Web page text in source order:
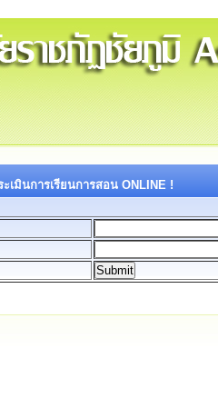
เมินการเรียนการสอน ONLINE !